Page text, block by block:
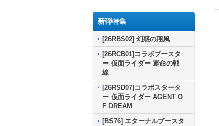
新弾特集
[26RBS02] 幻惑の翔風
[26RCB01]コラボブースタ
ー 仮面ライダー 運命の戦
線
[26RSD07]コラボスタータ
ー 仮面ライダー AGENT O
F DREAM
[BS76] エターナルブースタ